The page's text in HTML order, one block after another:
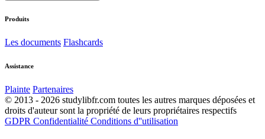
Produits
Les documents Flashcards
Assistance
Plainte Partenaires
© 2013 - 2026 studylibfr.com toutes les autres marques déposées et
droits d'auteur sont la propriété de leurs propriétaires respectifs
GDPR Confidentialité Conditions d''utilisation